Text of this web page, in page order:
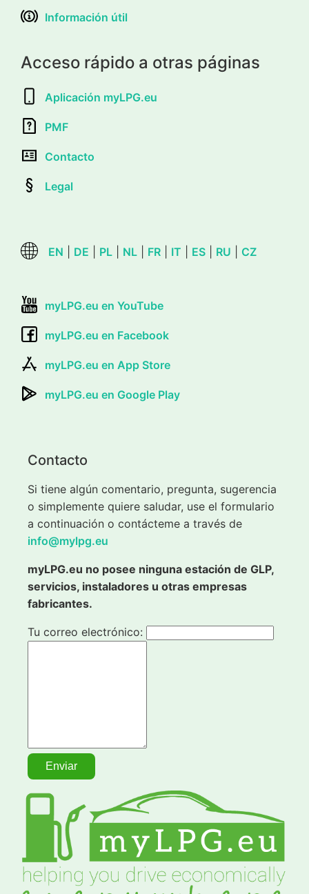
Información útil
Acceso rápido a otras páginas
Aplicación myLPG.eu
PMF
Contacto
Legal
EN DE PL NL FR IT ES RU CZ
myLPG.eu en YouTube
myLPG.eu en Facebook
myLPG.eu en App Store
myLPG.eu en Google Play
Contacto
Si tiene algún comentario, pregunta, sugerencia
o simplemente quiere saludar, use el formulario
a continuación o contácteme a través de
info@mylpg.eu
myLPG.eu no posee ninguna estación de GLP,
servicios, instaladores u otras empresas
fabricantes.
Tu correo electrónico: